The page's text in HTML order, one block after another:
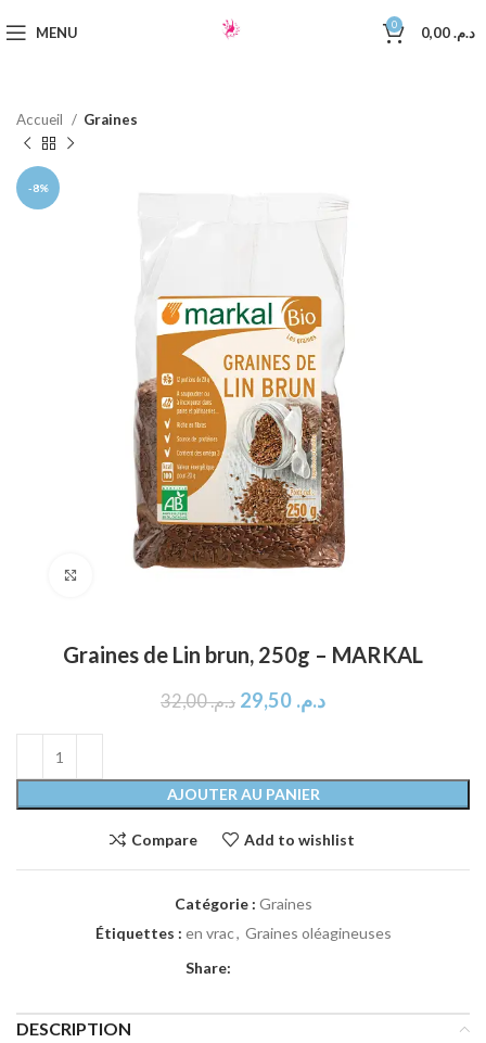
MENU 0 د.م.
Accueil Graines
-8%
Graines de Lin brun, 250g – MARKAL
د.م.32,00 د.م.
AJOUTER AU PANIER
Compare Add to wishlist
Catégorie : Graines
Étiquettes : en vrac, Graines oléagineuses
Share:
DESCRIPTION